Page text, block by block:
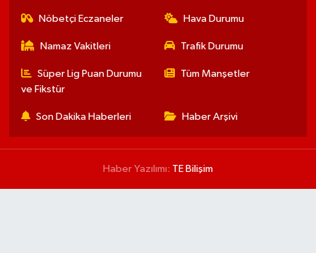
Nöbetçi Eczaneler Hava Durumu
Namaz Vakitleri Trafik Durumu
Süper Lig Puan Durumu
ve Fikstür
Tüm Manşetler
Son Dakika Haberleri Haber Arşivi
Haber Yazılımı: TE Bilişim